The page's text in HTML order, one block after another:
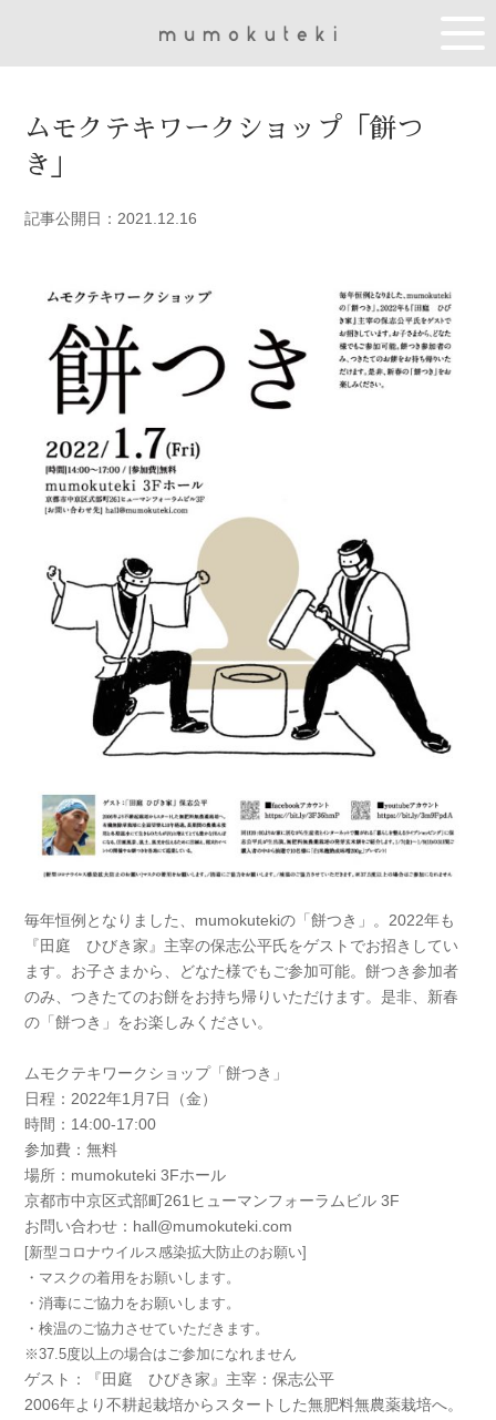
ムモクテキワークショップ「餅つ
き」
記事公開日：2021.12.16
毎年恒例となりました、mumokutekiの「餅つき」。2022年も
『田庭 ひびき家』主宰の保志公平氏をゲストでお招きしてい
ます。お子さまから、どなた様でもご参加可能。餅つき参加者
のみ、つきたてのお餅をお持ち帰りいただけます。是非、新春
の「餅つき」をお楽しみください。
ムモクテキワークショップ「餅つき」
日程：2022年1月7日（金）
時間：14:00-17:00
参加費：無料
場所：mumokuteki 3Fホール
京都市中京区式部町261ヒューマンフォーラムビル 3F
お問い合わせ：hall@mumokuteki.com
[新型コロナウイルス感染拡大防止のお願い]
・マスクの着用をお願いします。
・消毒にご協力をお願いします。
・検温のご協力させていただきます。
※37.5度以上の場合はご参加になれません
ゲスト：『田庭 ひびき家』主宰：保志公平
2006年より不耕起栽培からスタートした無肥料無農薬栽培へ。